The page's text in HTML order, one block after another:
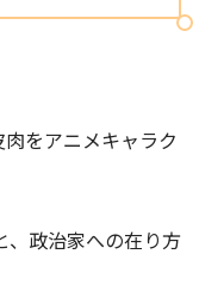
をアニメキャラク
、政治家への在り方